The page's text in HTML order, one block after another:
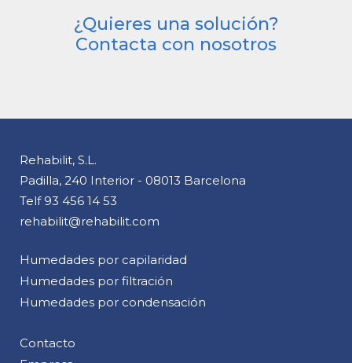
¿Quieres una solución?
Contacta con nosotros
Rehabilit, S.L.
Padilla, 240 Interior - 08013 Barcelona
Telf 93 456 14 53
rehabilit@rehabilit.com
Humedades por capilaridad
Humedades por filtración
Humedades por condensación
Contacto